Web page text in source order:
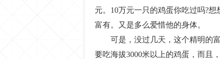
元。10万元一只的鸡蛋你吃过吗?
富有。又是多么爱惜他的身体。
可是，没过几天，这个精明的
要吃海拔3000米以上的鸡蛋，而且